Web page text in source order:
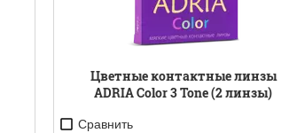
Цветные контактные линзы
ADRIA Color 3 Tone (2 линзы)
Сравнить